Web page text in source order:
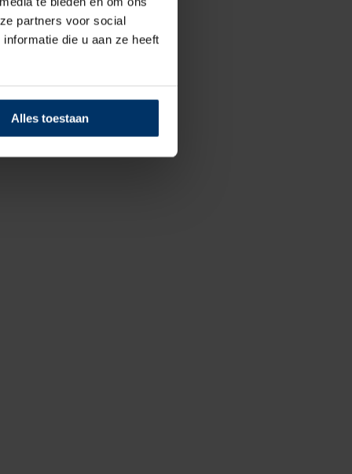
partners voor social
die u aan ze heeft
Alles toestaan